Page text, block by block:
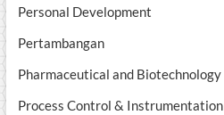
Personal Development
Pertambangan
Pharmaceutical and Biotechnology
Process Control & Instrumentation